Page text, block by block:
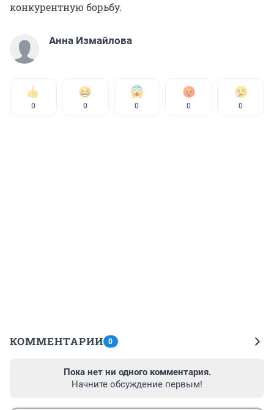
конкурентную борьбу.
Анна Измайлова
0 0 0 0 0
КОММЕНТАРИИ 0
Пока нет ни одного комментария.
Начните обсуждение первым!